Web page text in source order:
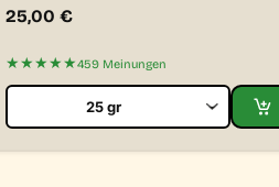
25,00 €
★★★★★459 Meinungen